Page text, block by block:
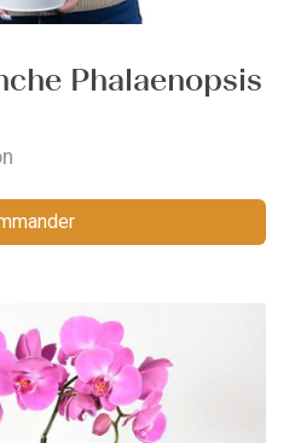
Phalaenopsis